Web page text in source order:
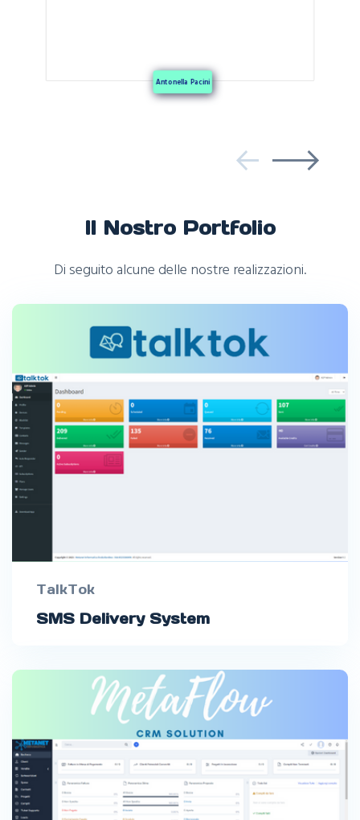
Stefano Tortori
Il Nostro Portfolio
Di seguito alcune delle nostre realizzazioni.
TalkTok
SMS Delivery System